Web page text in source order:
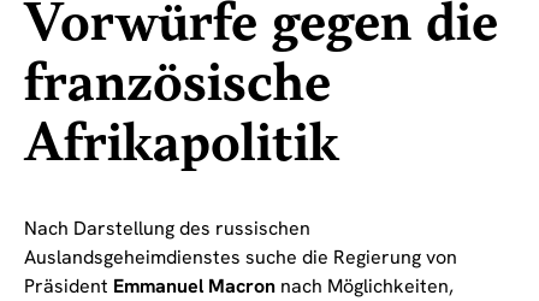
Vorwürfe gegen die
französische
Afrikapolitik
Nach Darstellung des russischen
Auslandsgeheimdienstes suche die Regierung von
Präsident Emmanuel Macron nach Möglichkeiten,